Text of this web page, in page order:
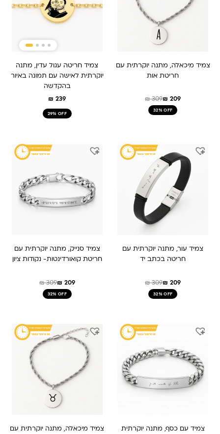
צמיד מיכאלה, מתנה יוקרתית עם
חריטת אות
₪309₪ 209
32% OFF
צמיד חריטה עגול עדין, מתנה
יוקרתית לאישה עם תמונה באיור
בהקדשה
₪ 239
29% OFF
צמיד עור, מתנה יוקרתית עם
חריטה בכתב יד
₪309
המקורי
היה:
₪ 309.
₪ 209
הנוכחי
הוא:
₪ 209.
32% OFF
צמיד סנייק, מתנה יוקרתית עם
חריטת קואורדינטות- נקודות ציון
₪309₪ 209
32% OFF
צמיד עם כסף, מתנה יוקרתית
₪ 299.
₪ 179.
צמיד מיכאלה, מתנה יוקרתית עם
המקורי
היה:
הנוכחי
הוא: